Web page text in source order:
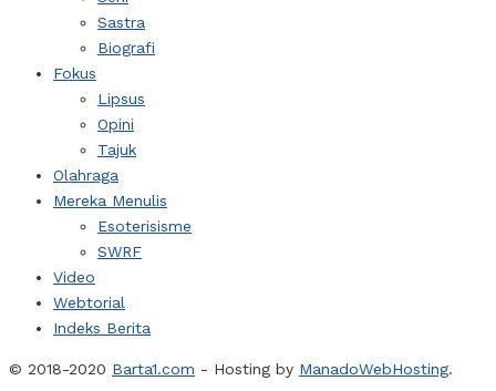
Sastra
Biografi
Fokus
Lipsus
Opini
Tajuk
Olahraga
Mereka Menulis
Esoterisisme
SWRF
Video
Webtorial
Indeks Berita
© 2018-2020 Barta1.com - Hosting by ManadoWebHosting.